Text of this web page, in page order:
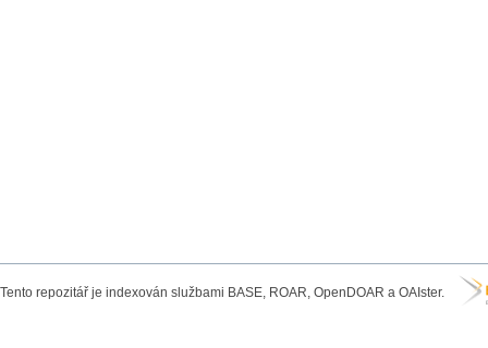
Tento repozitář je indexován službami BASE, ROAR, OpenDOAR a OAIster.